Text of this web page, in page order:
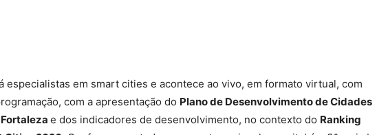
especialistas em smart cities e acontece ao vivo, em formato virtual, com
com a apresentação do Plano de Desenvolvimento de Cidades
e dos indicadores de desenvolvimento, no contexto do Ranking